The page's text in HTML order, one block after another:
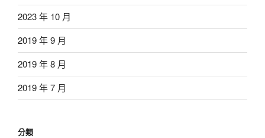
2023 年 10 月
2019 年 9 月
2019 年 8 月
2019 年 7 月
分類